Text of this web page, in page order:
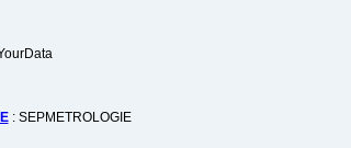
: SEPMETROLOGIE